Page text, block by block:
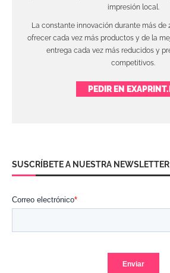
impresión local.
La constante innovación durante más de
ofrecer cada vez más productos y de la
entrega cada vez más reducidos y
competitivos.
PEDIR EN
SUSCRÍBETE A NUESTRA NEWSLETTER